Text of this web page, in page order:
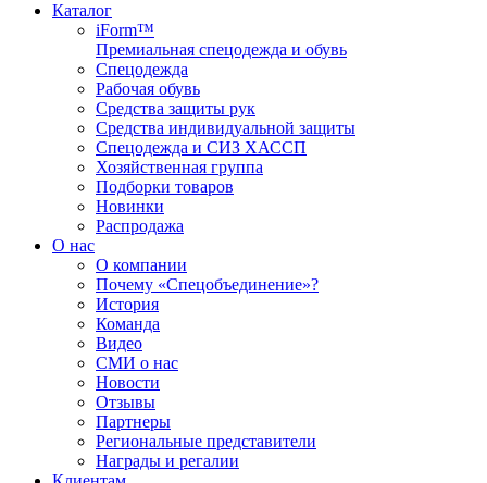
Каталог
iForm™
Премиальная спецодежда и обувь
Спецодежда
Рабочая обувь
Средства защиты рук
Средства индивидуальной защиты
Спецодежда и СИЗ ХАССП
Хозяйственная группа
Подборки товаров
Новинки
Распродажа
О нас
О компании
Почему «Спецобъединение»?
История
Команда
Видео
СМИ о нас
Новости
Отзывы
Партнеры
Региональные представители
Награды и регалии